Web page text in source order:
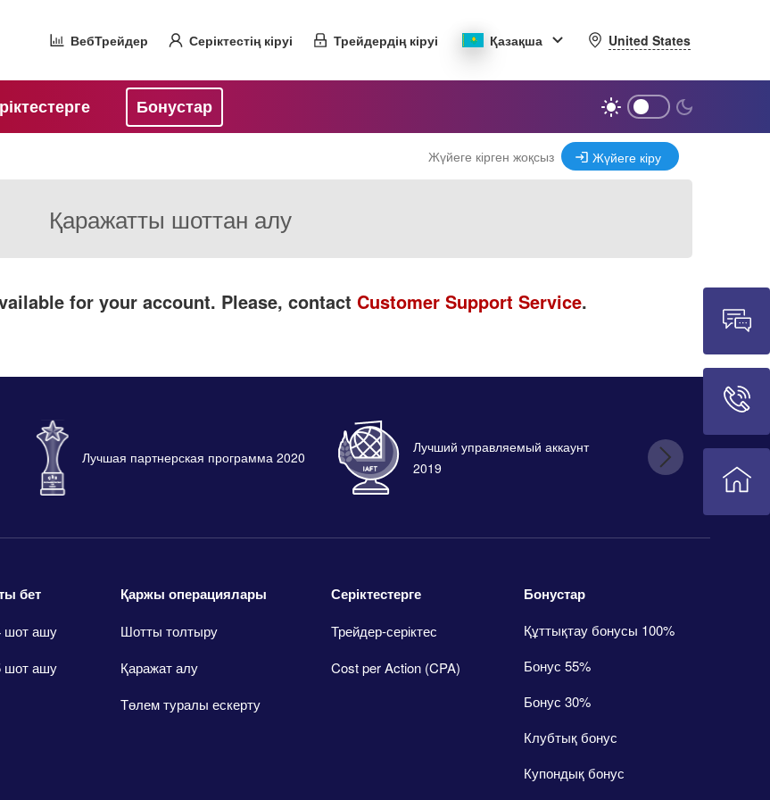
ВебТрейдер Серіктестің кіруі Трейдердің кіруі Қазақша United States
Бонустар
Жүйеге кірген жоқсыз Жүйеге кіру
Қаражатты шоттан алу
for your account. Please, contact Customer Support Service.
Лучшая партнерская программа 2020
Лучший управляемый аккаунт
2019
бет
шот ашу
шот ашу
Қаржы операциялары
Шотты толтыру
Қаражат алу
Төлем туралы ескерту
Серіктестерге
Трейдер-серіктес
Cost per Action (CPA)
Бонустар
Құттықтау бонусы 100%
Бонус 55%
Бонус 30%
Клубтық бонус
Купондық бонус